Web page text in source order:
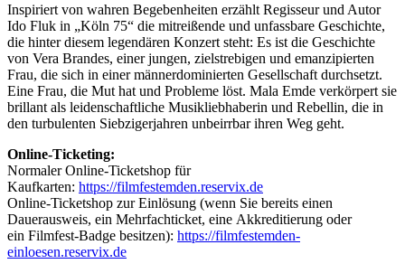
Inspiriert von wahren Begebenheiten erzählt Regisseur und Autor
Ido Fluk in „Köln 75“ die mitreißende und unfassbare Geschichte,
die hinter diesem legendären Konzert steht: Es ist die Geschichte
von Vera Brandes, einer jungen, zielstrebigen und emanzipierten
Frau, die sich in einer männerdominierten Gesellschaft durchsetzt.
Eine Frau, die Mut hat und Probleme löst. Mala Emde verkörpert sie
brillant als leidenschaftliche Musikliebhaberin und Rebellin, die in
den turbulenten Siebzigerjahren unbeirrbar ihren Weg geht.
Online-Ticketing:
Normaler Online-Ticketshop für
Kaufkarten: https://filmfestemden.reservix.de
Online-Ticketshop zur Einlösung (wenn Sie bereits einen
Dauerausweis, ein Mehrfachticket, eine Akkreditierung oder
ein Filmfest-Badge besitzen): https://filmfestemden-
einloesen.reservix.de